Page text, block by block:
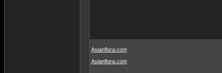
Asianflora.com
Asianflora.com